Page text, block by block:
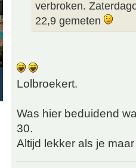
verbroken.
22,9 gemeten
Lolbroekert.
Was hier beduidend
30.
Altijd lekker als je